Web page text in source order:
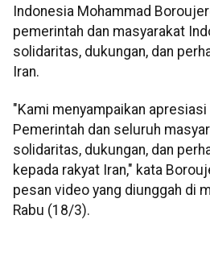
Indonesia Mohammad
pemerintah dan masyarakat
solidaritas, dukungan, dan
Iran.
"Kami menyampaikan
Pemerintah dan seluruh
solidaritas, dukungan, dan
kepada rakyat Iran," kata
pesan video yang diunggah di
Rabu (18/3).